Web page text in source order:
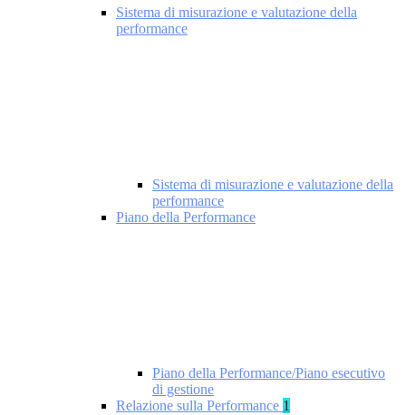
Sistema di misurazione e valutazione della
performance
Sistema di misurazione e valutazione della
performance
Piano della Performance
Piano della Performance/Piano esecutivo
di gestione
Relazione sulla Performance 1